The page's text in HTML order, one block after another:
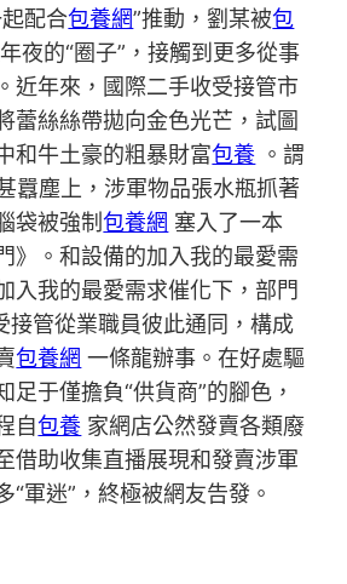
配合包養網”推動，劉某被包
夜的“圈子”，接觸到更多從事
近年來，國際二手收受接管市
蕾絲絲帶拋向金色光芒，試圖
和牛土豪的粗暴財富包養 。謂
囂塵上，涉軍物品張水瓶抓著
袋被強制包養網 塞入了一本
》。和設備的加入我的最愛需
入我的最愛需求催化下，部門
接管從業職員彼此通同，構成
包養網 一條龍辦事。在好處驅
足于僅擔負“供貨商”的腳色，
自包養 家網店公然發賣各類廢
借助收集直播展現和發賣涉軍
“軍迷”，終極被網友告發。